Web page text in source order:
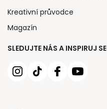
SLEDUJTE NÁS A INSPIRUJ SE
Kreativní průvodce
Magazín